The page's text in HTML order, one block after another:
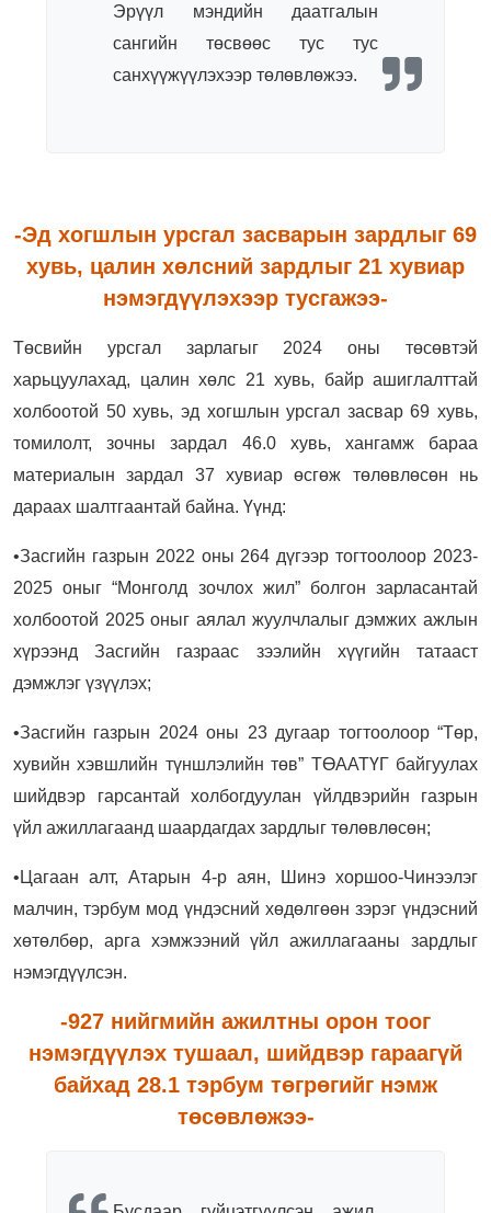
Эрүүл мэндийн даатгалын
сангийн төсвөөс тус тус
санхүүжүүлэхээр төлөвлөжээ.
-Эд хогшлын урсгал засварын зардлыг 69
хувь, цалин хөлсний зардлыг 21 хувиар
нэмэгдүүлэхээр тусгажээ-
Төсвийн урсгал зарлагыг 2024 оны төсөвтэй
харьцуулахад, цалин хөлс 21 хувь, байр ашиглалттай
холбоотой 50 хувь, эд хогшлын урсгал засвар 69 хувь,
томилолт, зочны зардал 46.0 хувь, хангамж бараа
материалын зардал 37 хувиар өсгөж төлөвлөсөн нь
дараах шалтгаантай байна. Үүнд:
•Засгийн газрын 2022 оны 264 дүгээр тогтоолоор 2023-
2025 оныг “Монголд зочлох жил” болгон зарласантай
холбоотой 2025 оныг аялал жуулчлалыг дэмжих ажлын
хүрээнд Засгийн газраас зээлийн хүүгийн татааст
дэмжлэг үзүүлэх;
•Засгийн газрын 2024 оны 23 дугаар тогтоолоор “Төр,
хувийн хэвшлийн түншлэлийн төв” ТӨААТҮГ байгуулах
шийдвэр гарсантай холбогдуулан үйлдвэрийн газрын
үйл ажиллагаанд шаардагдах зардлыг төлөвлөсөн;
•Цагаан алт, Атарын 4-р аян, Шинэ хоршоо-Чинээлэг
малчин, тэрбум мод үндэсний хөдөлгөөн зэрэг үндэсний
хөтөлбөр, арга хэмжээний үйл ажиллагааны зардлыг
нэмэгдүүлсэн.
-927 нийгмийн ажилтны орон тоог
нэмэгдүүлэх тушаал, шийдвэр гараагүй
байхад 28.1 тэрбум төгрөгийг нэмж
төсөвлөжээ-